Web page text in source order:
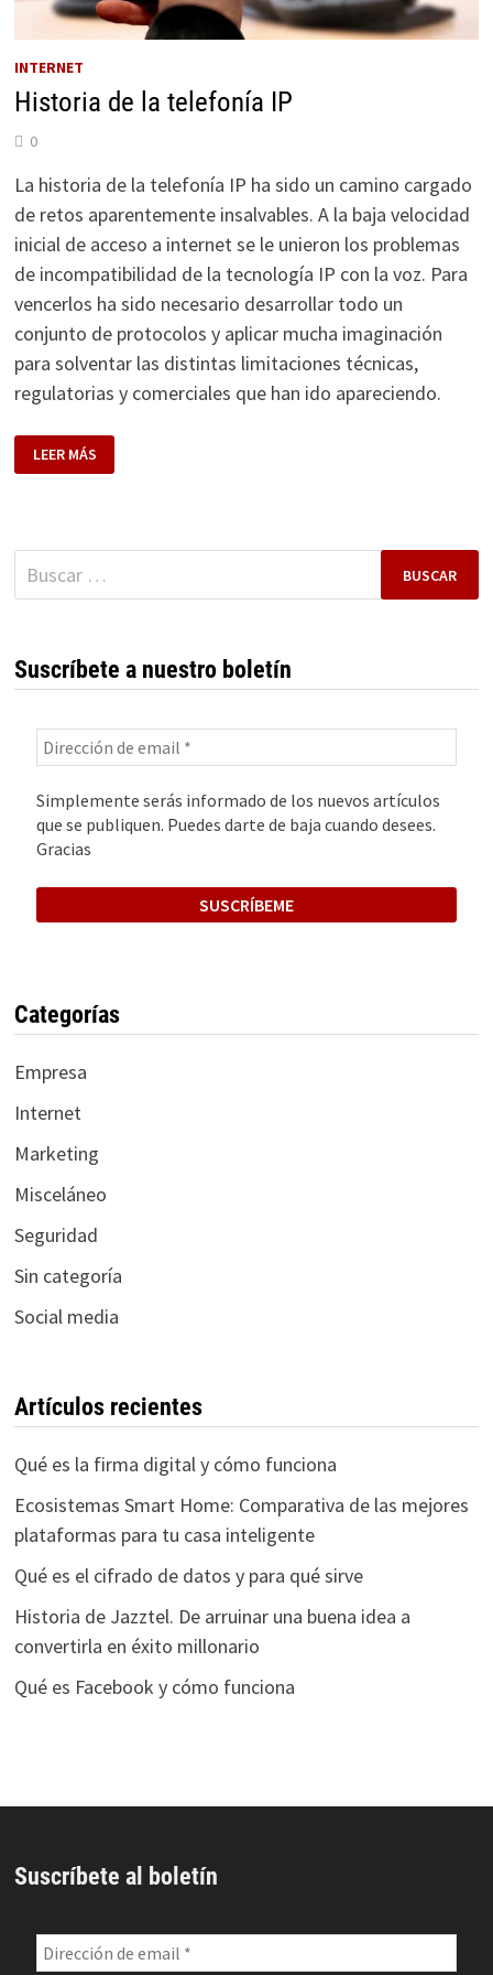
INTERNET
Historia de la telefonía IP
0
La historia de la telefonía IP ha sido un camino cargado
de retos aparentemente insalvables. A la baja velocidad
inicial de acceso a internet se le unieron los problemas
de incompatibilidad de la tecnología IP con la voz. Para
vencerlos ha sido necesario desarrollar todo un
conjunto de protocolos y aplicar mucha imaginación
para solventar las distintas limitaciones técnicas,
regulatorias y comerciales que han ido apareciendo.
HISTORIA
DE
LA
LEER MÁS
Buscar:
Suscríbete a nuestro boletín
Simplemente serás informado de los nuevos artículos
que se publiquen. Puedes darte de baja cuando desees.
Gracias
Categorías
Empresa
Internet
Marketing
Misceláneo
Seguridad
Sin categoría
Social media
Artículos recientes
Qué es la firma digital y cómo funciona
Ecosistemas Smart Home: Comparativa de las mejores
plataformas para tu casa inteligente
Qué es el cifrado de datos y para qué sirve
Historia de Jazztel. De arruinar una buena idea a
convertirla en éxito millonario
Qué es Facebook y cómo funciona
Suscríbete al boletín